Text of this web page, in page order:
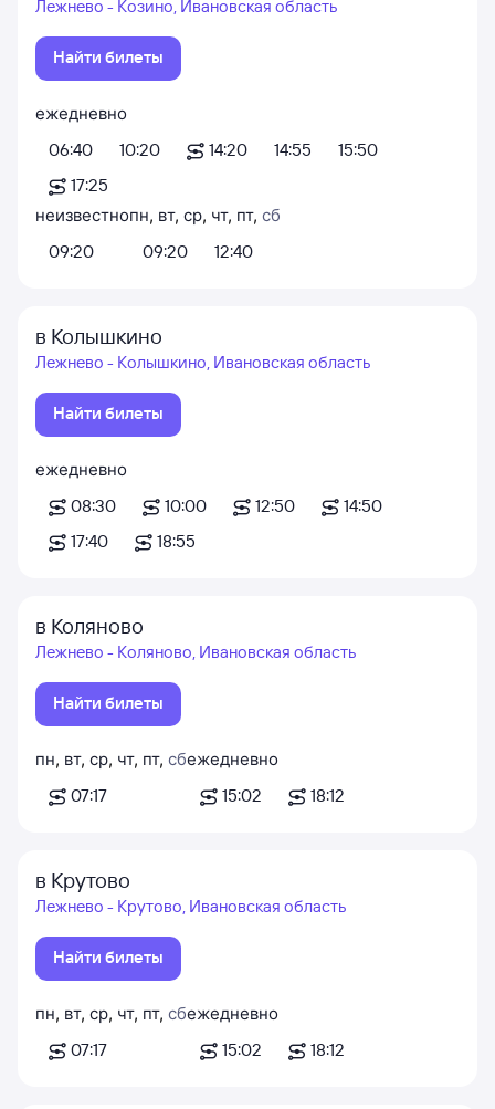
Лежнево - Козино, Ивановская область
Найти билеты
ежедневно
06:40
10:20 14:20 14:55
15:50
17:25
неизвестно
09:20
пн, вт, ср, чт, пт, сб
09:20
12:40
в Колышкино
Лежнево - Колышкино, Ивановская область
Найти билеты
ежедневно
08:30
10:00 12:50
14:50
17:40
18:55
в Коляново
Лежнево - Коляново, Ивановская область
Найти билеты
пн, вт, ср, чт, пт, сб
07:17
ежедневно
15:02
18:12
в Крутово
Лежнево - Крутово, Ивановская область
Найти билеты
пн, вт, ср, чт, пт, сб
07:17
ежедневно
15:02
18:12